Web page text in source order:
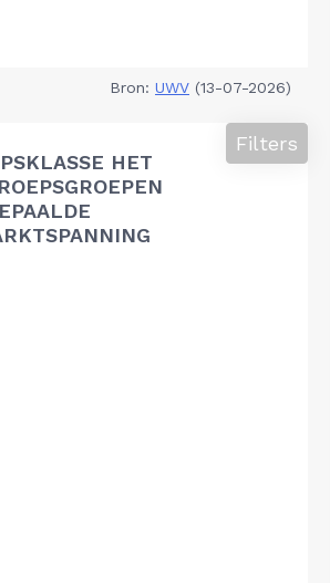
Bron: UWV (13-07-2026)
HET
Filters